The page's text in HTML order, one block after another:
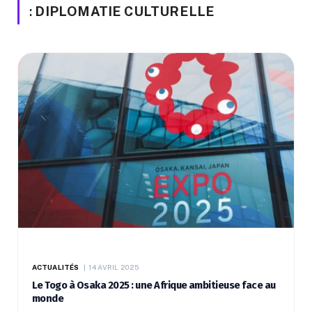
: DIPLOMATIE CULTURELLE
ACTUALITÉS 14 AVRIL 2025
Le Togo à Osaka 2025 : une Afrique ambitieuse face au
monde